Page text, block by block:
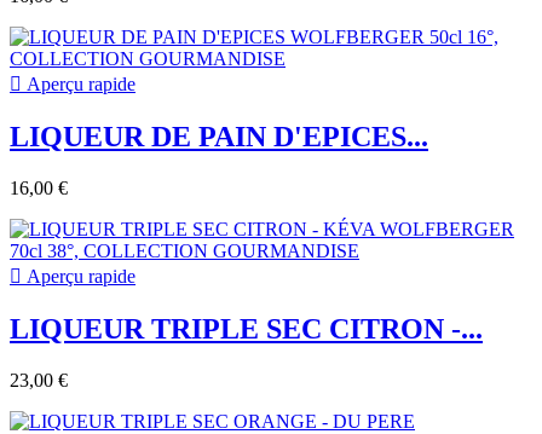
 Aperçu rapide
LIQUEUR DE PAIN D'EPICES...
16,00 €
 Aperçu rapide
LIQUEUR TRIPLE SEC CITRON -...
23,00 €